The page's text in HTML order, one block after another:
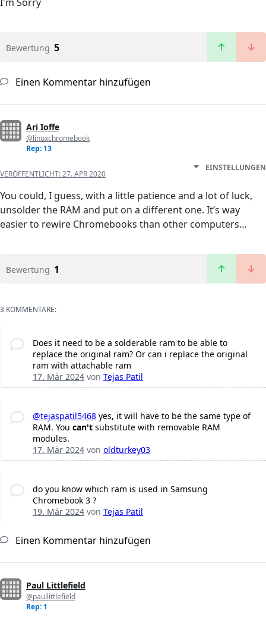
Bewertung 5
Einen Kommentar hinzufügen
Ari Ioffe
@linuxchromebook
Rep: 13
VERÖFFENTLICHT:27. APR 2020
EINSTELLUNGEN
You could, I guess, with a little patience and a lot of luck,
unsolder the RAM and put on a different one. It’s way
easier to rewire Chromebooks than other computers…
Bewertung 1
3 KOMMENTARE:
Does it need to be a solderable ram to be able to
replace the original ram? Or can i replace the original
ram with attachable ram
17. Mär 2024von Tejas Patil
@tejaspatil5468yes, it will have to be the same type of
RAM. You can't substitute with removable RAM
modules.
17. Mär 2024von oldturkey03
do you know which ram is used in Samsung
Chromebook 3 ?
19. Mär 2024von Tejas Patil
Einen Kommentar hinzufügen
Paul Littlefield
@paullittlefield
Rep: 1